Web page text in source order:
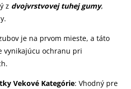
z dvojvrstvovej tuhej gumy,
je na prvom mieste, a táto
vynikajúcu ochranu pri
Vekové Kategórie: Vhodný pre